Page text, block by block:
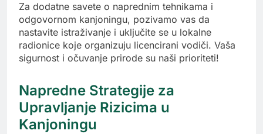
Za dodatne savete o naprednim tehnikama i
odgovornom kanjoningu, pozivamo vas da
nastavite istraživanje i uključite se u lokalne
radionice koje organizuju licencirani vodiči. Vaša
sigurnost i očuvanje prirode su naši prioriteti!
Napredne Strategije za
Upravljanje Rizicima u
Kanjoningu